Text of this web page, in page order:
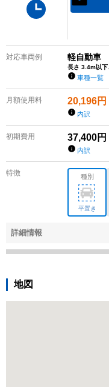
対応車両例 軽自動車
長さ 3.4m以
車種一覧
月額使用料 20,196円
内訳
初期費用 37,400円
内訳
特徴 種別
平置き
詳細情報
地図